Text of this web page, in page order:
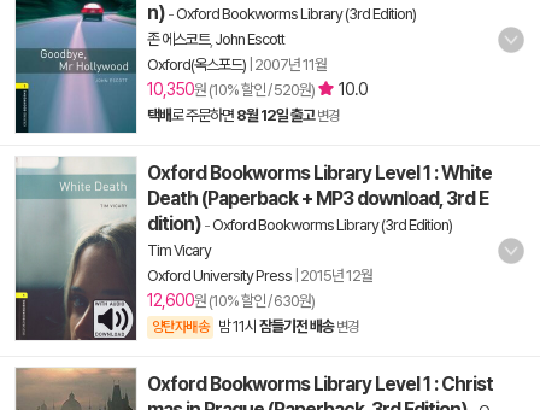
n) -Oxford Bookworms Library (3rd Edition)
존 에스코트, John Escott
Oxford(옥스포드) 2007년 11월
10,350원 (10% 할인 / 520원) 10.0
택배로 주문하면 8월 12일 출고 변경
Oxford Bookworms Library Level 1 : White
Death (Paperback + MP3 download, 3rd E
dition) -Oxford Bookworms Library (3rd Edition)
Tim Vicary
Oxford University Press 2015년 12월
12,600원 (10% 할인 / 630원)
양탄자배송 밤 11시 잠들기전 배송 변경
Oxford Bookworms Library Level 1 : Christ